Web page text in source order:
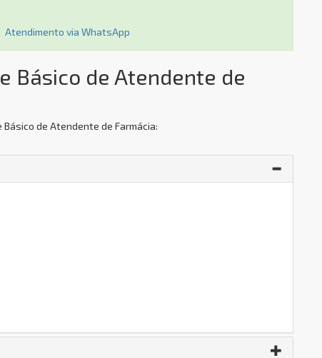
Atendimento via WhatsApp
Básico de Atendente de
de Atendente de Farmácia: